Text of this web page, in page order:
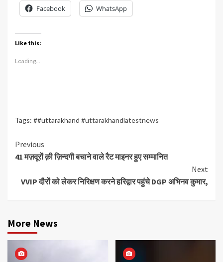
Facebook WhatsApp
Like this:
Loading...
Tags: ##uttarakhand #uttarakhandlatestnews
Continue
Reading
Previous
41 मज़दूरों क़ी ज़िन्दगी बचाने वाले रैट माइनर हुए सम्मानित
Next
VVIP दौरों को लेकर निरिक्षण करने हरिद्वार पहुंचे DGP अभिनव कुमार,
More News